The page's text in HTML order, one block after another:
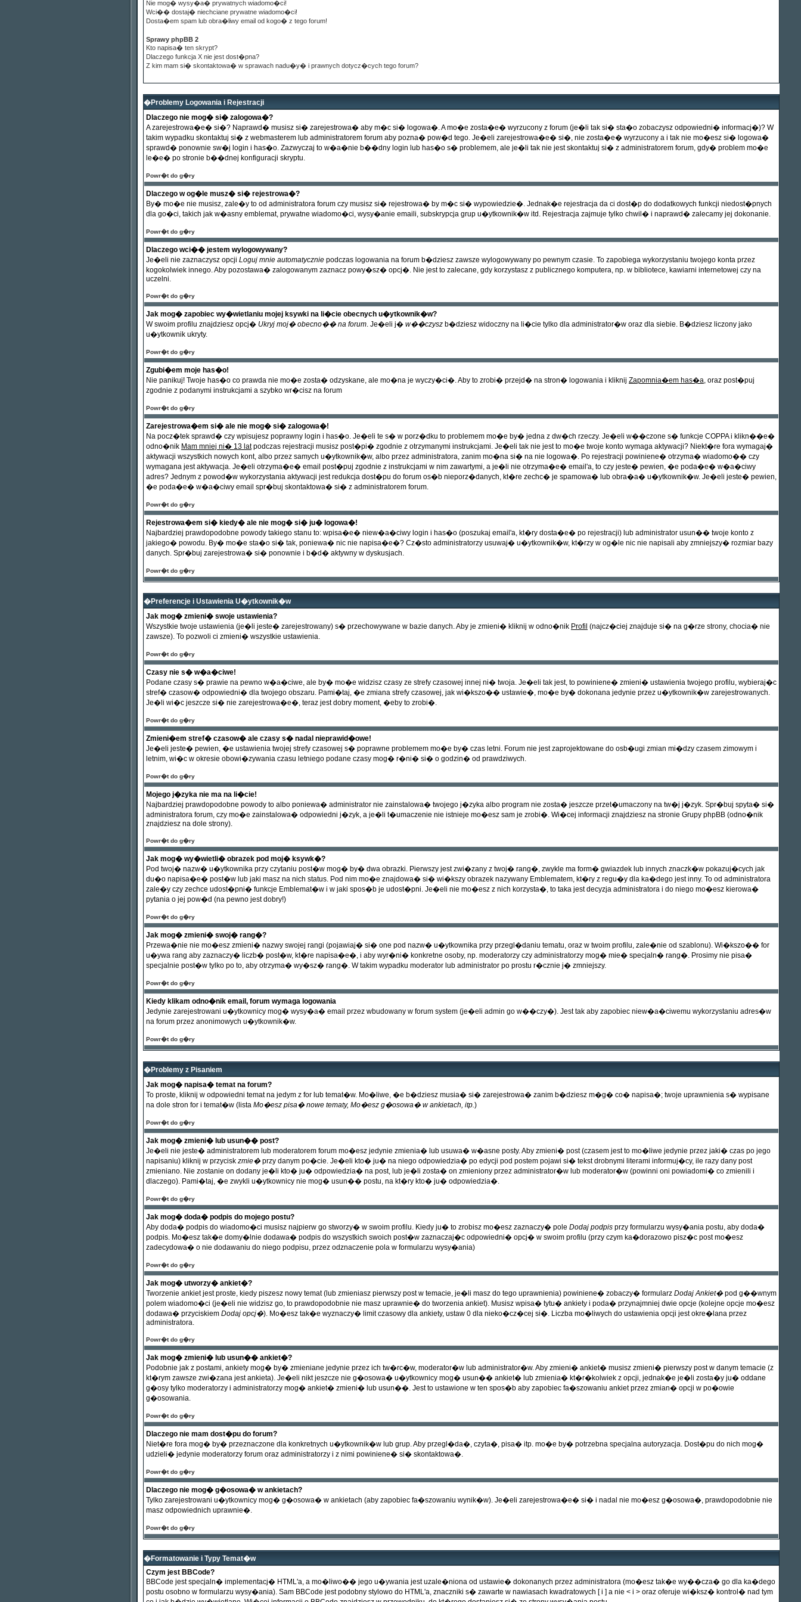
Nie mog� wysy�a� prywatnych wiadomo�ci!
Wci�� dostaj� niechciane prywatne wiadomo�ci!
Dosta�em spam lub obra�liwy email od kogo� z tego forum!
Sprawy phpBB 2
Kto napisa� ten skrypt?
Dlaczego funkcja X nie jest dost�pna?
Z kim mam si� skontaktowa� w sprawach nadu�y� i prawnych dotycz�cych tego forum?
�Problemy Logowania i Rejestracji
Dlaczego nie mog� si� zalogowa�?
A zarejestrowa�e� si�? Naprawd� musisz si� zarejestrowa� aby m�c si� logowa�. A mo�e zosta�e� wyrzucony z forum (je�li tak si� sta�o zobaczysz odpowiedni� informacj�)? W
takim wypadku skontaktuj si� z webmasterem lub administratorem forum aby pozna� pow�d tego. Je�eli zarejestrowa�e� si�, nie zosta�e� wyrzucony a i tak nie mo�esz si� logowa�
sprawd� ponownie sw�j login i has�o. Zazwyczaj to w�a�nie b��dny login lub has�o s� problemem, ale je�li tak nie jest skontaktuj si� z administratorem forum, gdy� problem mo�e
le�e� po stronie b��dnej konfiguracji skryptu.
Powr�t do g�ry
Dlaczego w og�le musz� si� rejestrowa�?
By� mo�e nie musisz, zale�y to od administratora forum czy musisz si� rejestrowa� by m�c si� wypowiedzie�. Jednak�e rejestracja da ci dost�p do dodatkowych funkcji niedost�pnych
dla go�ci, takich jak w�asny emblemat, prywatne wiadomo�ci, wysy�anie emaili, subskrypcja grup u�ytkownik�w itd. Rejestracja zajmuje tylko chwil� i naprawd� zalecamy jej dokonanie.
Powr�t do g�ry
Dlaczego wci�� jestem wylogowywany?
Je�eli nie zaznaczysz opcji Loguj mnie automatycznie podczas logowania na forum b�dziesz zawsze wylogowywany po pewnym czasie. To zapobiega wykorzystaniu twojego konta przez
kogokolwiek innego. Aby pozostawa� zalogowanym zaznacz powy�sz� opcj�. Nie jest to zalecane, gdy korzystasz z publicznego komputera, np. w bibliotece, kawiarni internetowej czy na
uczelni.
Powr�t do g�ry
Jak mog� zapobiec wy�wietlaniu mojej ksywki na li�cie obecnych u�ytkownik�w?
W swoim profilu znajdziesz opcj� Ukryj moj� obecno�� na forum. Je�eli j� w��czysz b�dziesz widoczny na li�cie tylko dla administrator�w oraz dla siebie. B�dziesz liczony jako
u�ytkownik ukryty.
Powr�t do g�ry
Zgubi�em moje has�o!
Nie panikuj! Twoje has�o co prawda nie mo�e zosta� odzyskane, ale mo�na je wyczy�ci�. Aby to zrobi� przejd� na stron� logowania i kliknij Zapomnia�em has�a, oraz post�puj
zgodnie z podanymi instrukcjami a szybko wr�cisz na forum
Powr�t do g�ry
Zarejestrowa�em si� ale nie mog� si� zalogowa�!
Na pocz�tek sprawd� czy wpisujesz poprawny login i has�o. Je�eli te s� w porz�dku to problemem mo�e by� jedna z dw�ch rzeczy. Je�eli w��czone s� funkcje COPPA i klikn��e�
odno�nik Mam mniej ni� 13 latpodczas rejestracji musisz post�pi� zgodnie z otrzymanymi instrukcjami. Je�eli tak nie jest to mo�e twoje konto wymaga aktywacji? Niekt�re fora wymagaj�
aktywacji wszystkich nowych kont, albo przez samych u�ytkownik�w, albo przez administratora, zanim mo�na si� na nie logowa�. Po rejestracji powiniene� otrzyma� wiadomo�� czy
wymagana jest aktywacja. Je�eli otrzyma�e� email post�puj zgodnie z instrukcjami w nim zawartymi, a je�li nie otrzyma�e� email'a, to czy jeste� pewien, �e poda�e� w�a�ciwy
adres? Jednym z powod�w wykorzystania aktywacji jest redukcja dost�pu do forum os�b nieporz�danych, kt�re zechc� je spamowa� lub obra�a� u�ytkownik�w. Je�eli jeste� pewien,
�e poda�e� w�a�ciwy email spr�buj skontaktowa� si� z administratorem forum.
Powr�t do g�ry
Rejestrowa�em si� kiedy� ale nie mog� si� ju� logowa�!
Najbardziej prawdopodobne powody takiego stanu to: wpisa�e� niew�a�ciwy login i has�o (poszukaj email'a, kt�ry dosta�e� po rejestracji) lub administrator usun�� twoje konto z
jakiego� powodu. By� mo�e sta�o si� tak, poniewa� nic nie napisa�e�? Cz�sto administratorzy usuwaj� u�ytkownik�w, kt�rzy w og�le nic nie napisali aby zmniejszy� rozmiar bazy
danych. Spr�buj zarejestrowa� si� ponownie i b�d� aktywny w dyskusjach.
Powr�t do g�ry
�Preferencje i Ustawienia U�ytkownik�w
Jak mog� zmieni� swoje ustawienia?
Wszystkie twoje ustawienia (je�li jeste� zarejestrowany) s� przechowywane w bazie danych. Aby je zmieni� kliknij w odno�nik Profil (najcz�ciej znajduje si� na g�rze strony, chocia� nie
zawsze). To pozwoli ci zmieni� wszystkie ustawienia.
Powr�t do g�ry
Czasy nie s� w�a�ciwe!
Podane czasy s� prawie na pewno w�a�ciwe, ale by� mo�e widzisz czasy ze strefy czasowej innej ni� twoja. Je�eli tak jest, to powiniene� zmieni� ustawienia twojego profilu, wybieraj�c
stref� czasow� odpowiedni� dla twojego obszaru. Pami�taj, �e zmiana strefy czasowej, jak wi�kszo�� ustawie�, mo�e by� dokonana jedynie przez u�ytkownik�w zarejestrowanych.
Je�li wi�c jeszcze si� nie zarejestrowa�e�, teraz jest dobry moment, �eby to zrobi�.
Powr�t do g�ry
Zmieni�em stref� czasow� ale czasy s� nadal nieprawid�owe!
Je�eli jeste� pewien, �e ustawienia twojej strefy czasowej s� poprawne problemem mo�e by� czas letni. Forum nie jest zaprojektowane do osb�ugi zmian mi�dzy czasem zimowym i
letnim, wi�c w okresie obowi�zywania czasu letniego podane czasy mog� r�ni� si� o godzin� od prawdziwych.
Powr�t do g�ry
Mojego j�zyka nie ma na li�cie!
Najbardziej prawdopodobne powody to albo poniewa� administrator nie zainstalowa� twojego j�zyka albo program nie zosta� jeszcze przet�umaczony na tw�j j�zyk. Spr�buj spyta� si�
administratora forum, czy mo�e zainstalowa� odpowiedni j�zyk, a je�li t�umaczenie nie istnieje mo�esz sam je zrobi�. Wi�cej informacji znajdziesz na stronie Grupy phpBB (odno�nik
znajdziesz na dole strony).
Powr�t do g�ry
Jak mog� wy�wietli� obrazek pod moj� ksywk�?
Pod twoj� nazw� u�ytkownika przy czytaniu post�w mog� by� dwa obrazki. Pierwszy jest zwi�zany z twoj� rang�, zwykle ma form� gwiazdek lub innych znaczk�w pokazuj�cych jak
du�o napisa�e� post�w lub jaki masz na nich status. Pod nim mo�e znajdowa� si� wi�kszy obrazek nazywany Emblematem, kt�ry z regu�y dla ka�dego jest inny. To od administratora
zale�y czy zechce udost�pni� funkcje Emblemat�w i w jaki spos�b je udost�pni. Je�eli nie mo�esz z nich korzysta�, to taka jest decyzja administratora i do niego mo�esz kierowa�
pytania o jej pow�d (na pewno jest dobry!)
Powr�t do g�ry
Jak mog� zmieni� swoj� rang�?
Przewa�nie nie mo�esz zmieni� nazwy swojej rangi (pojawiaj� si� one pod nazw� u�ytkownika przy przegl�daniu tematu, oraz w twoim profilu, zale�nie od szablonu). Wi�kszo�� for
u�ywa rang aby zaznaczy� liczb� post�w, kt�re napisa�e�, i aby wyr�ni� konkretne osoby, np. moderatorzy czy administratorzy mog� mie� specjaln� rang�. Prosimy nie pisa�
specjalnie post�w tylko po to, aby otrzyma� wy�sz� rang�. W takim wypadku moderator lub administrator po prostu r�cznie j� zmniejszy.
Powr�t do g�ry
Kiedy klikam odno�nik email, forum wymaga logowania
Jedynie zarejestrowani u�ytkownicy mog� wysy�a� email przez wbudowany w forum system (je�eli admin go w��czy�). Jest tak aby zapobiec niew�a�ciwemu wykorzystaniu adres�w
na forum przez anonimowych u�ytkownik�w.
Powr�t do g�ry
�Problemy z Pisaniem
Jak mog� napisa� temat na forum?
To proste, kliknij w odpowiedni temat na jedym z for lub temat�w. Mo�liwe, �e b�dziesz musia� si� zarejestrowa� zanim b�dziesz m�g� co� napisa�; twoje uprawnienia s� wypisane
na dole stron for i temat�w (lista Mo�esz pisa� nowe tematy, Mo�esz g�osowa� w ankietach, itp.)
Powr�t do g�ry
Jak mog� zmieni� lub usun�� post?
Je�eli nie jeste� administratorem lub moderatorem forum mo�esz jedynie zmienia� lub usuwa� w�asne posty. Aby zmieni� post (czasem jest to mo�liwe jedynie przez jaki� czas po jego
napisaniu) kliknij w przycisk zmie�przy danym po�cie. Je�eli kto� ju� na niego odpowiedzia� po edycji pod postem pojawi si� tekst drobnymi literami informuj�cy, ile razy dany post
zmieniano. Nie zostanie on dodany je�li kto� ju� odpowiedzia� na post, lub je�li zosta� on zmieniony przez administrator�w lub moderator�w (powinni oni powiadomi� co zmienili i
dlaczego). Pami�taj, �e zwykli u�ytkownicy nie mog� usun�� postu, na kt�ry kto� ju� odpowiedzia�.
Powr�t do g�ry
Jak mog� doda� podpis do mojego postu?
Aby doda� podpis do wiadomo�ci musisz najpierw go stworzy� w swoim profilu. Kiedy ju� to zrobisz mo�esz zaznaczy� pole Dodaj podpis przy formularzu wysy�ania postu, aby doda�
podpis. Mo�esz tak�e domy�lnie dodawa� podpis do wszystkich swoich post�w zaznaczaj�c odpowiedni� opcj� w swoim profilu (przy czym ka�dorazowo pisz�c post mo�esz
zadecydowa� o nie dodawaniu do niego podpisu, przez odznaczenie pola w formularzu wysy�ania)
Powr�t do g�ry
Jak mog� utworzy� ankiet�?
Tworzenie ankiet jest proste, kiedy piszesz nowy temat (lub zmieniasz pierwszy post w temacie, je�li masz do tego uprawnienia) powiniene� zobaczy� formularz Dodaj Ankiet�pod g��wnym
polem wiadomo�ci (je�eli nie widzisz go, to prawdopodobnie nie masz uprawnie� do tworzenia ankiet). Musisz wpisa� tytu� ankiety i poda� przynajmniej dwie opcje (kolejne opcje mo�esz
dodawa� przyciskiem Dodaj opcj�). Mo�esz tak�e wyznaczy� limit czasowy dla ankiety, ustaw 0 dla nieko�cz�cej si�. Liczba mo�liwych do ustawienia opcji jest okre�lana przez
administratora.
Powr�t do g�ry
Jak mog� zmieni� lub usun�� ankiet�?
Podobnie jak z postami, ankiety mog� by� zmieniane jedynie przez ich tw�rc�w, moderator�w lub administrator�w. Aby zmieni� ankiet� musisz zmieni� pierwszy post w danym temacie (z
kt�rym zawsze zwi�zana jest ankieta). Je�eli nikt jeszcze nie g�osowa� u�ytkownicy mog� usun�� ankiet� lub zmienia� kt�r�kolwiek z opcji, jednak�e je�li zosta�y ju� oddane
g�osy tylko moderatorzy i administratorzy mog� ankiet� zmieni� lub usun��. Jest to ustawione w ten spos�b aby zapobiec fa�szowaniu ankiet przez zmian� opcji w po�owie
g�osowania.
Powr�t do g�ry
Dlaczego nie mam dost�pu do forum?
Niet�re fora mog� by� przeznaczone dla konkretnych u�ytkownik�w lub grup. Aby przegl�da�, czyta�, pisa� itp. mo�e by� potrzebna specjalna autoryzacja. Dost�pu do nich mog�
udzieli� jedynie moderatorzy forum oraz administratorzy i z nimi powiniene� si� skontaktowa�.
Powr�t do g�ry
Dlaczego nie mog� g�osowa� w ankietach?
Tylko zarejestrowani u�ytkownicy mog� g�osowa� w ankietach (aby zapobiec fa�szowaniu wynik�w). Je�eli zarejestrowa�e� si� i nadal nie mo�esz g�osowa�, prawdopodobnie nie
masz odpowiednich uprawnie�.
Powr�t do g�ry
�Formatowanie i Typy Temat�w
Czym jest BBCode?
BBCode jest specjaln� implementacj� HTML'a, a mo�liwo�� jego u�ywania jest uzale�niona od ustawie� dokonanych przez administratora (mo�esz tak�e wy��cza� go dla ka�dego
postu osobno w formularzu wysy�ania). Sam BBCode jest podobny stylowo do HTML'a, znaczniki s� zawarte w nawiasach kwadratowych [ i ] a nie < i > oraz oferuje wi�ksz� kontrol� nad tym